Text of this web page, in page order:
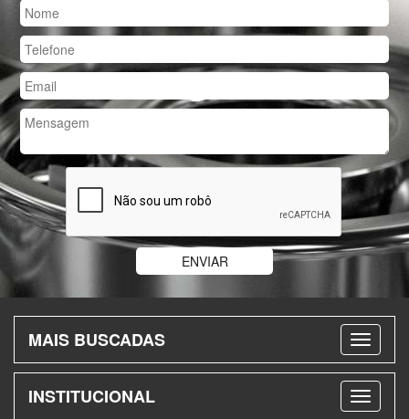
MAIS BUSCADAS
INSTITUCIONAL